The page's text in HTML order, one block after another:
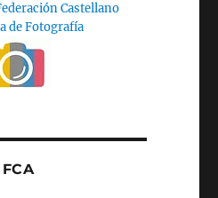
Castellano
de Fotografía